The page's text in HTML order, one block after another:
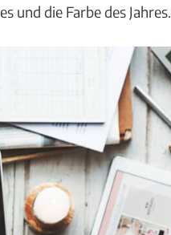
und die Farbe des Jahres.